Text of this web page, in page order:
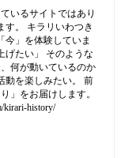
いるサイトではあり
す。 キラリいわつき
今」を体験していま
げたい」 そのような
何が動いているのか
動を楽しみたい。 前
」をお届けします。
kirari-history/